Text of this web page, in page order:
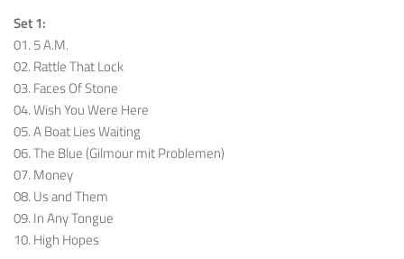
Set 1:
01. 5 A.M.
02. Rattle That Lock
03. Faces Of Stone
04. Wish You Were Here
05. A Boat Lies Waiting
06. The Blue (Gilmour mit Problemen)
07. Money
08. Us and Them
09. In Any Tongue
10. High Hopes